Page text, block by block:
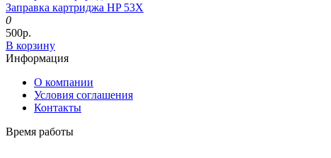
Заправка картриджа HP 53X
0
500р.
В корзину
Информация
О компании
Условия соглашения
Контакты
Время работы